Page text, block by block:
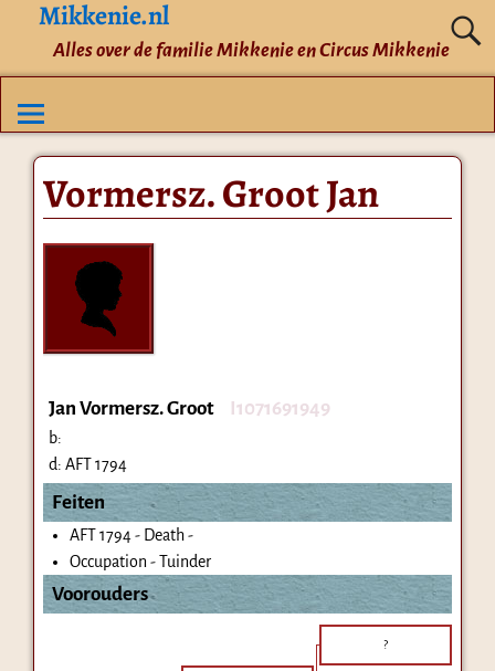
Mikkenie.nl
Alles over de familie Mikkenie en Circus Mikkenie
Vormersz. Groot Jan
Jan Vormersz. Groot I1071691949
b:
d: AFT 1794
Feiten
AFT 1794 - Death -
Occupation - Tuinder
Voorouders
?